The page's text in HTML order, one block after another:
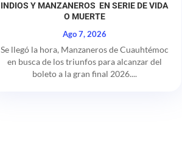
INDIOS Y MANZANEROS EN SERIE DE VIDA
O MUERTE
Ago 7, 2026
Se llegó la hora, Manzaneros de Cuauhtémoc
en busca de los triunfos para alcanzar del
boleto a la gran final 2026....